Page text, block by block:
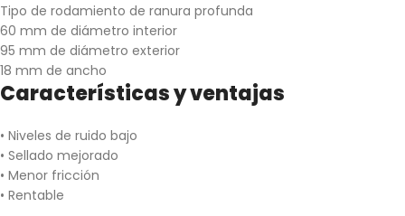
Tipo de rodamiento de ranura profunda
60 mm de diámetro interior
95 mm de diámetro exterior
18 mm de ancho
Características y ventajas
• Niveles de ruido bajo
• Sellado mejorado
• Menor fricción
• Rentable